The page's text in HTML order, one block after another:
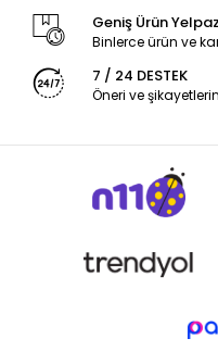
Geniş Ürün
Binlerce ürün ve
7 / 24 DESTEK
Öneri ve